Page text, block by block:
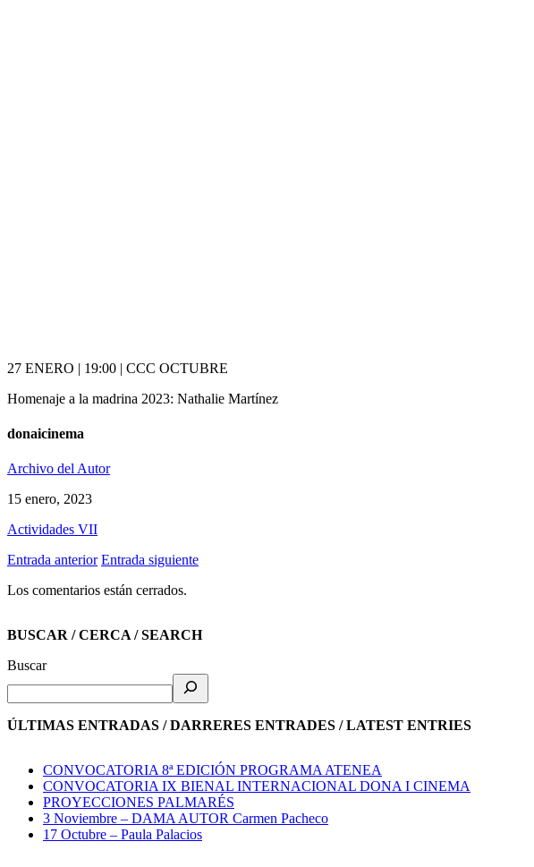
27 ENERO | 19:00 | CCC OCTUBRE
Homenaje a la madrina 2023: Nathalie Martínez
donaicinema
Archivo del Autor
15 enero, 2023
Actividades VII
Entrada anterior Entrada siguiente
Los comentarios están cerrados.
BUSCAR / CERCA / SEARCH
Buscar
ÚLTIMAS ENTRADAS / DARRERES ENTRADES / LATEST ENTRIES
CONVOCATORIA 8ª EDICIÓN PROGRAMA ATENEA
CONVOCATORIA IX BIENAL INTERNACIONAL DONA I CINEMA
PROYECCIONES PALMARÉS
3 Noviembre – DAMA AUTOR Carmen Pacheco
17 Octubre – Paula Palacios